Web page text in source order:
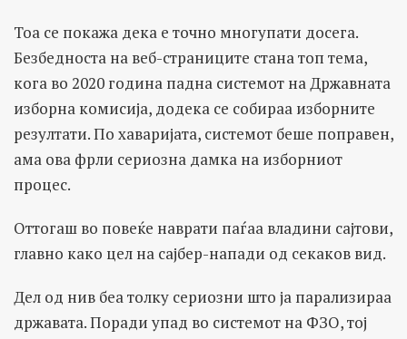
Тоа се покажа дека е точно многупати досега.
Безбедноста на веб-страниците стана топ тема,
кога во 2020 година падна системот на Државната
изборна комисија, додека се собираа изборните
резултати. По хаваријата, системот беше поправен,
ама ова фрли сериозна дамка на изборниот
процес.
Оттогаш во повеќе наврати паѓаа владини сајтови,
главно како цел на сајбер-напади од секаков вид.
Дел од нив беа толку сериозни што ја парализираа
државата. Поради упад во системот на ФЗО, тој